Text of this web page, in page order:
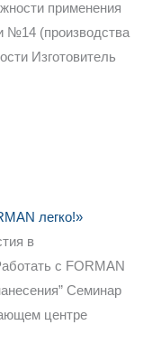
применения
(производства
Изготовитель
легко!»
в
с FORMAN
Семинар
центре